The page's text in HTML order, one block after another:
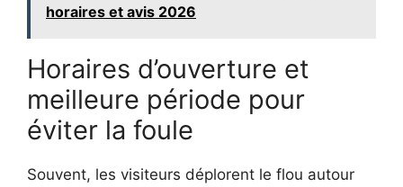
horaires et avis 2026
Horaires d’ouverture et
meilleure période pour
éviter la foule
Souvent, les visiteurs déplorent le flou autour